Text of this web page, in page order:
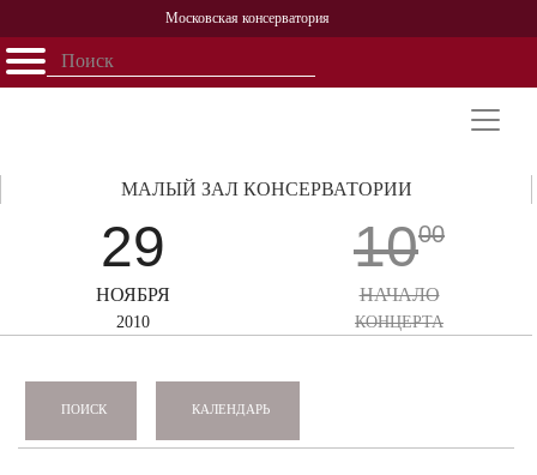
Московская консерватория
Открыть - закрыть
Персоналии
История
29
НОЯБРЯ
2010
МАЛЫЙ ЗАЛ КОНСЕРВАТОРИИ
1000
НАЧАЛО
КОНЦЕРТА
ПОИСК КАЛЕНДАРЬ